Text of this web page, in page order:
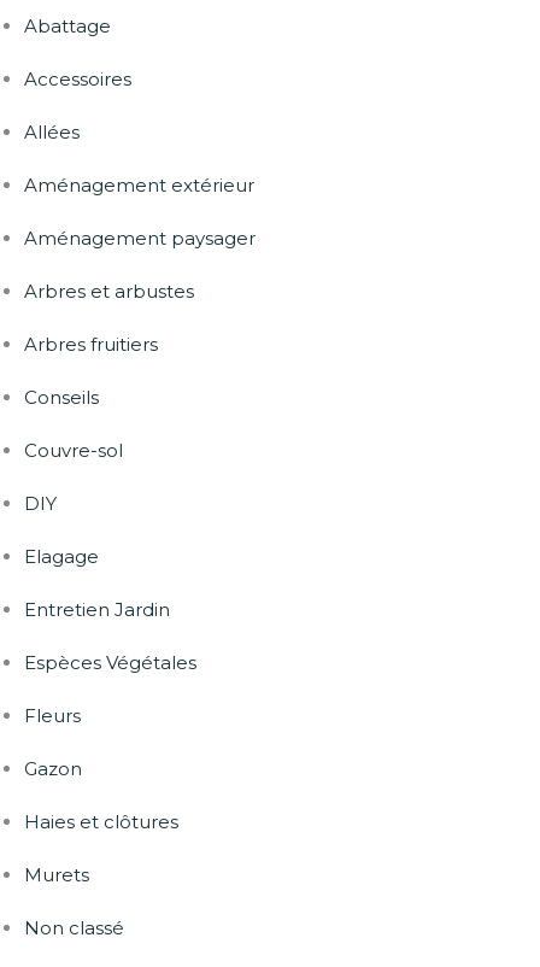
Abattage
Accessoires
Allées
Aménagement extérieur
Aménagement paysager
Arbres et arbustes
Arbres fruitiers
Conseils
Couvre-sol
DIY
Elagage
Entretien Jardin
Espèces Végétales
Fleurs
Gazon
Haies et clôtures
Murets
Non classé